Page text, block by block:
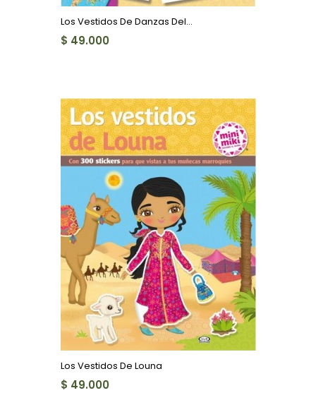
Los Vestidos De Danzas Del...
$ 49.000
Los Vestidos De Louna
$ 49.000